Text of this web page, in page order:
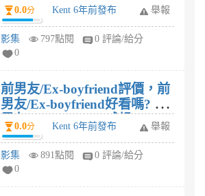
0.0分 Kent 6年前發布 舉報
影集 797點閱
0 評論/給分
0
前男友/Ex-boyfriend評價，前
男友/Ex-boyfriend好看嗎? 前
男友/Ex-boyfriend感想?
0.0分 Kent 6年前發布 舉報
影集 891點閱
0 評論/給分
0